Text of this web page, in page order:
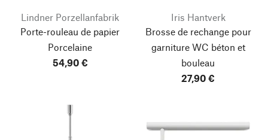
Lindner Porzellanfabrik
Porte-rouleau de papier
Porcelaine
54,90 €
Iris Hantverk
Brosse de rechange pour
garniture WC béton et
bouleau
27,90 €